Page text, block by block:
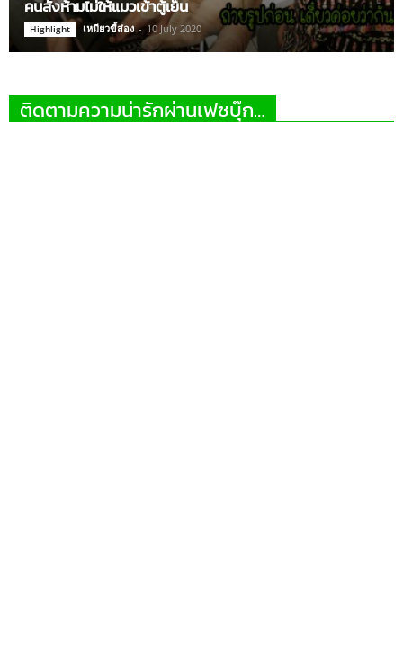
คนสั่งห้ามไม่ให้แมวเข้าตู้เย็น
Highlight เหมียวขี้ส่อง - 10 July 2020
ติดตามความน่ารักผ่านเฟซบุ๊ก…